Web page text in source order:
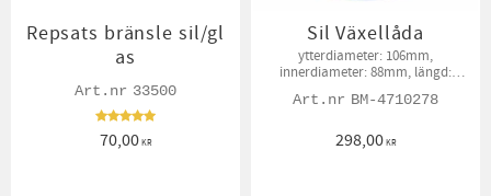
Repsats bränsle sil/gl
as
33500
70,00KR
Sil Växellåda
ytterdiameter: 106mm,
innerdiameter: 88mm, längd:
BM-4710278
298,00KR